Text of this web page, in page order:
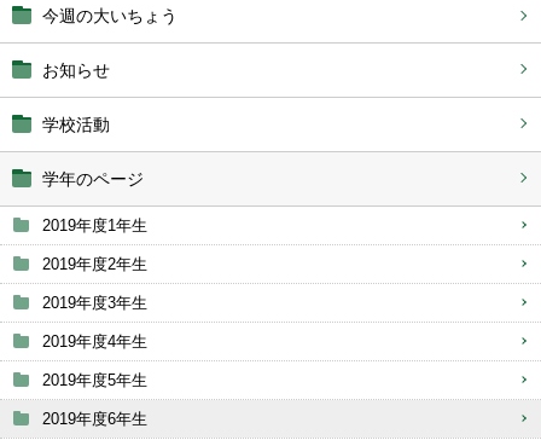
今週の大いちょう
お知らせ
学校活動
学年のページ
2019年度1年生
2019年度2年生
2019年度3年生
2019年度4年生
2019年度5年生
2019年度6年生